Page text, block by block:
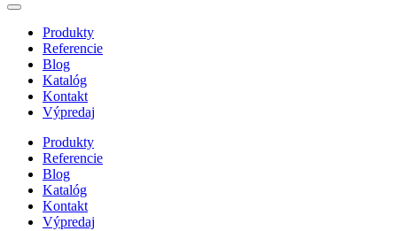
Produkty
Referencie
Blog
Katalóg
Kontakt
Výpredaj
Produkty
Referencie
Blog
Katalóg
Kontakt
Výpredaj